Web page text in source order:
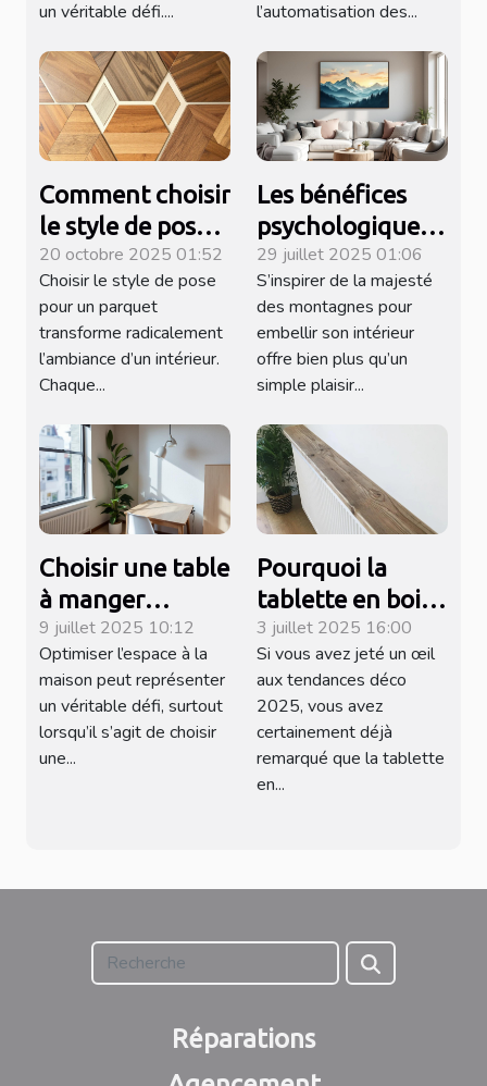
un véritable défi....
elle le quotidien
l’automatisation des...
Comment choisir
le style de pose
pour votre
parquet ?
20 octobre 2025 01:52
Choisir le style de pose
pour un parquet
transforme radicalement
l’ambiance d’un intérieur.
Chaque...
Les bénéfices
psychologiques
de décorer avec
des vues
montagneuses
29 juillet 2025 01:06
S’inspirer de la majesté
des montagnes pour
embellir son intérieur
offre bien plus qu’un
simple plaisir...
Choisir une table
à manger
adaptée aux
petits espaces
9 juillet 2025 10:12
Optimiser l’espace à la
maison peut représenter
un véritable défi, surtout
lorsqu’il s’agit de choisir
une...
Pourquoi la
tablette en bois
pour radiateur
fait-elle fureur
en 2025 ?
3 juillet 2025 16:00
Si vous avez jeté un œil
aux tendances déco
2025, vous avez
certainement déjà
remarqué que la tablette
en...
Réparations